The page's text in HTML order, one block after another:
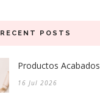
RECENT POSTS
Productos Acabados
16 Jul 2026